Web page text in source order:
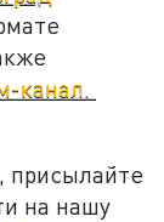
канал.
присылайте
на нашу